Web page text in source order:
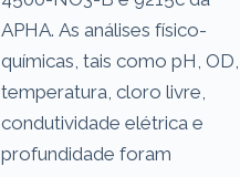
APHA. As análises físico-
químicas, tais como pH, OD,
temperatura, cloro livre,
condutividade elétrica e
profundidade foram